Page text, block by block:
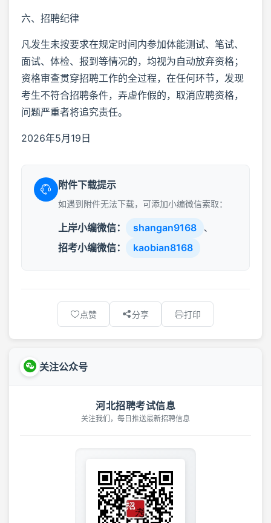
六、招聘纪律
凡发生未按要求在规定时间内参加体能测试、笔试、
面试、体检、报到等情况的，均视为自动放弃资格；
资格审查贯穿招聘工作的全过程，在任何环节，发现
考生不符合招聘条件，弄虚作假的，取消应聘资格，
问题严重者将追究责任。
2026年5月19日
附件下载提示
如遇到附件无法下载，可添加小编微信索取：
上岸小编微信： shangan9168 、
招考小编微信： kaobian8168
点赞 分享 打印
关注公众号
河北招聘考试信息
关注我们，每日推送最新招聘信息